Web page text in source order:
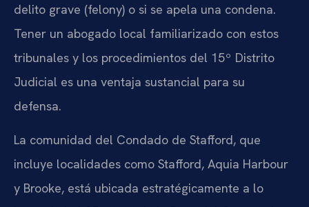
delito grave (felony) o si se apela una condena.
Tener un abogado local familiarizado con estos
tribunales y los procedimientos del 15º Distrito
Judicial es una ventaja sustancial para su
defensa.
La comunidad del Condado de Stafford, que
incluye localidades como Stafford, Aquia Harbour
y Brooke, está ubicada estratégicamente a lo